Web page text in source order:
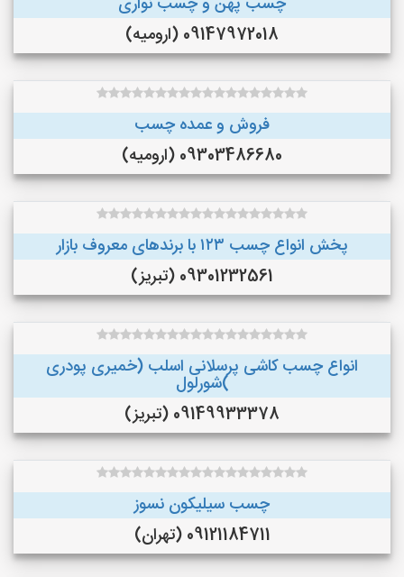
09147972018 (ارومیه)
فروش و عمده چسب
09303486680 (ارومیه)
پخش انواع چسب ۱۲۳ با برندهای معروف بازار
09301232561 (تبریز)
انواع چسب کاشی پرسلانی اسلب (خمیری پودری
)شورلول
09149933378 (تبریز)
چسب سیلیکون نسوز
09121184711 (تهران)